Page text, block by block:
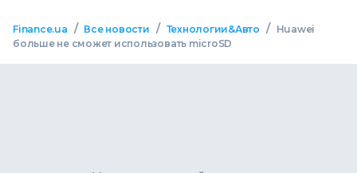
Finance.ua / Все новости / Технологии&Авто /
Huawei
больше не сможет использовать microSD